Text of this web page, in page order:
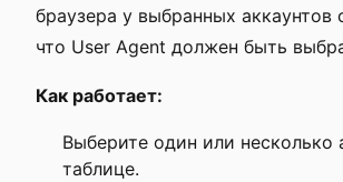
браузера у выбранных аккаунтов
что User Agent должен быть
Как работает:
Выберите один или несколько
таблице.